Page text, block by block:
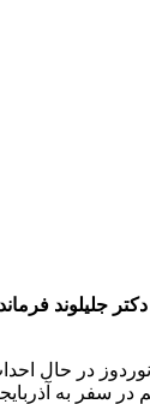
جلیلوند
در حال
سفر به